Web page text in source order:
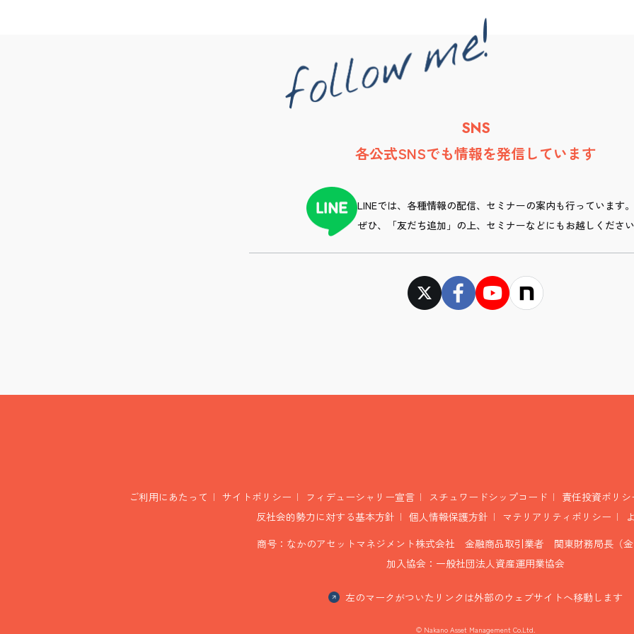
SNS
各公式SNSでも情報を発信しています
LINEでは、各種情報の配信、セミナーの案内も行っています。
ぜひ、「友だち追加」の上、セミナーなどにもお越しくださ
ご利用にあたって サイトポリシー フィデューシャリー宣言 スチュワードシップコード
責任投資ポリシ
反社会的勢力に対する基本方針
個人情報保護方針 マテリアリティポリシー
商号：なかのアセットマネジメント株式会社 金融商品取引業者 関東財務局長（
加入協会：一般社団法人資産運用業協会
左のマークがついたリンクは外部のウェブサイトへ移動します
© Nakano Asset Management Co.Ltd.